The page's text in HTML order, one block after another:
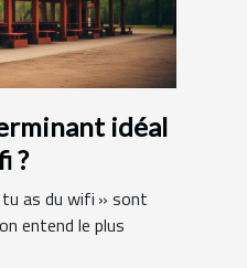
idéal
?
as du wifi » sont
entend le plus